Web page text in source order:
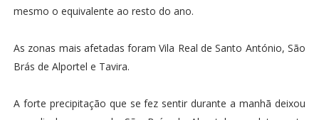
mesmo o equivalente ao resto do ano.
As zonas mais afetadas foram Vila Real de Santo António, São
Brás de Alportel e Tavira.
A forte precipitação que se fez sentir durante a manhã deixou